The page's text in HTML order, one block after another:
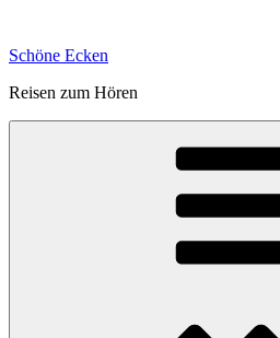
springen
Schöne Ecken
Reisen zum Hören